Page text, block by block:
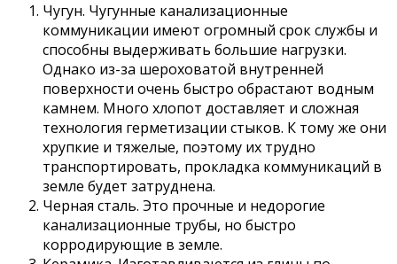
Чугун. Чугунные канализационные
коммуникации имеют огромный срок службы и
способны выдерживать большие нагрузки.
Однако из-за шероховатой внутренней
поверхности очень быстро обрастают водным
камнем. Много хлопот доставляет и сложная
технология герметизации стыков. К тому же они
хрупкие и тяжелые, поэтому их трудно
транспортировать, прокладка коммуникаций в
земле будет затруднена.
Черная сталь. Это прочные и недорогие
канализационные трубы, но быстро
корродирующие в земле.